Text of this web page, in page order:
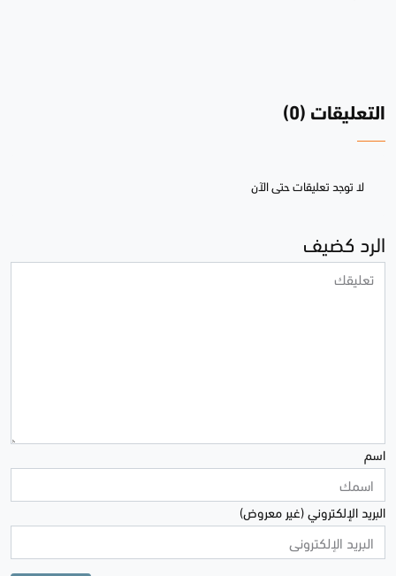
التعليقات (0)
لا توجد تعليقات حتى الآن
الرد كضيف
اسم
البريد الإلكتروني (غير معروض)